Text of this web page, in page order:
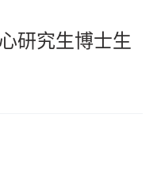
研究生博士生